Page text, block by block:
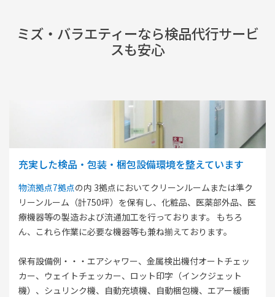
ミズ・バラエティーなら検品代行サービ
スも安⼼
充実した検品・包装・梱包設備環境を整えています
物流拠点7拠点の内 3拠点においてクリーンルームまたは準ク
リーンルーム（計750坪）を保有し、化粧品、医薬部外品、医
療機器等の製造および流通加工を行っております。 もちろ
ん、これら作業に必要な機器等も兼ね揃えております。
保有設備例・・・エアシャワー、金属検出機付オートチェッ
カー、ウェイトチェッカー、ロット印字（インクジェット
機）、シュリンク機、自動充填機、自動梱包機、エアー緩衝